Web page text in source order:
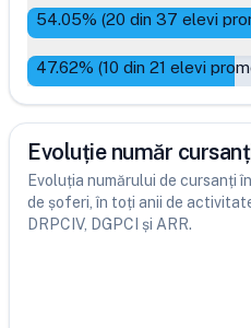
54.05% (20 din 37 elevi
47.62% (10 din 21 elevi
Evoluție număr
Evoluția numărului de cursanți
de șoferi, în toți anii de
DRPCIV, DGPCI și ARR.